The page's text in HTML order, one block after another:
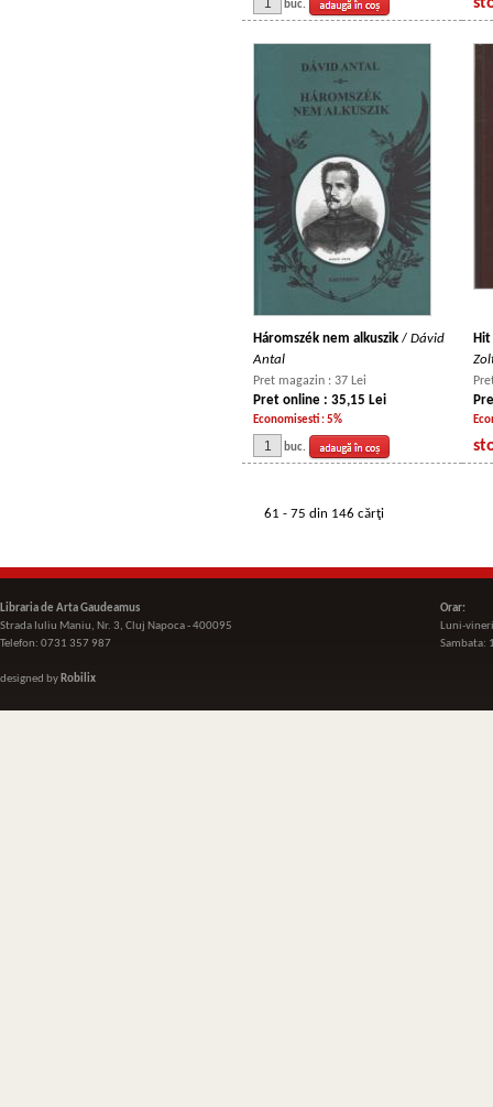
buc.
Háromszék nem alkuszik / Dávid
Antal
Pret magazin : 37 Lei
Pret online : 35,15 Lei
Economisesti : 5%
buc.
61 - 75 din 146 cărţi
Libraria de Arta Gaudeamus
Strada Iuliu Maniu, Nr. 3, Cluj Napoca - 400095
Telefon: 0731 357 987
designed by Robilix
Orar:
Luni-
Sambata: